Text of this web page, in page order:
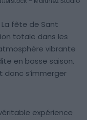
La fête de Sant
totale dans les
vibrante
en basse saison.
donc s’immerger
expérience